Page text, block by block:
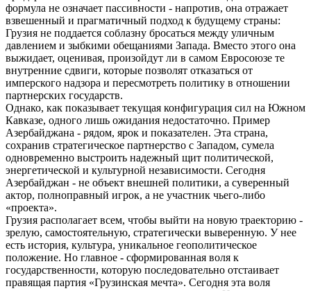
формула не означает пассивности - напротив, она отражает
взвешенный и прагматичный подход к будущему страны:
Грузия не поддается соблазну бросаться между уличным
давлением и зыбкими обещаниями Запада. Вместо этого она
выжидает, оценивая, произойдут ли в самом Евросоюзе те
внутренние сдвиги, которые позволят отказаться от
имперского надзора и пересмотреть политику в отношении
партнерских государств.
Однако, как показывает текущая конфигурация сил на Южном
Кавказе, одного лишь ожидания недостаточно. Пример
Азербайджана - рядом, ярок и показателен. Эта страна,
сохранив стратегическое партнерство с Западом, сумела
одновременно выстроить надежный щит политической,
энергетической и культурной независимости. Сегодня
Азербайджан - не объект внешней политики, а суверенный
актор, полноправный игрок, а не участник чьего-либо
«проекта».
Грузия располагает всем, чтобы выйти на новую траекторию -
зрелую, самостоятельную, стратегически выверенную. У нее
есть история, культура, уникальное геополитическое
положение. Но главное - сформированная воля к
государственности, которую последовательно отстаивает
правящая партия «Грузинская мечта». Сегодня эта воля